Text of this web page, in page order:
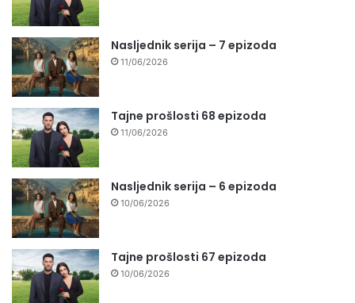
Nasljednik serija – 7 epizoda
11/06/2026
Tajne prošlosti 68 epizoda
11/06/2026
Nasljednik serija – 6 epizoda
10/06/2026
Tajne prošlosti 67 epizoda
10/06/2026